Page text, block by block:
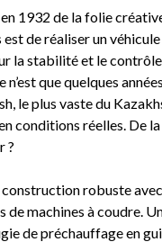
en 1932 de la folie
est de réaliser un
la stabilité et le
n’est que quelques
le plus vaste du
conditions réelles. De
?
construction robuste
de machines à coudre.
de préchauffage en